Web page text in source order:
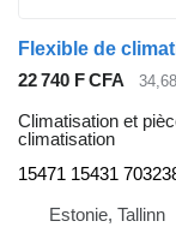
22 740 F CFA
Climatisation et
climatisation
15471 15431
Estonie, Tallinn